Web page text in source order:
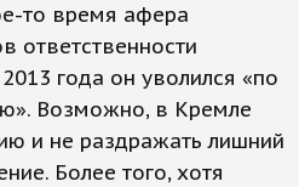
то время афера
ответственности
года он уволился «по
Возможно, в Кремле
и не раздражать лишний
Более того, хотя